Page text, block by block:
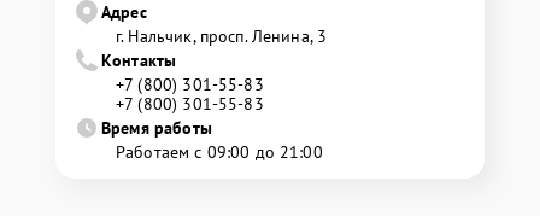
Адрес
г. Нальчик, просп. Ленина, 3
Контакты
+7 (800) 301-55-83
+7 (800) 301-55-83
Время работы
Работаем с 09:00 до 21:00